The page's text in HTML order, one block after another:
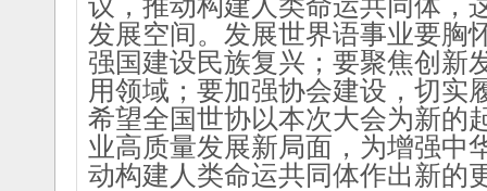
发展空间。发展世界语事业要胸
强国建设民族复兴；要聚焦创新
用领域；要加强协会建设，切实
希望全国世协以本次大会为新的
业高质量发展新局面，为增强中
动构建人类命运共同体作出新的